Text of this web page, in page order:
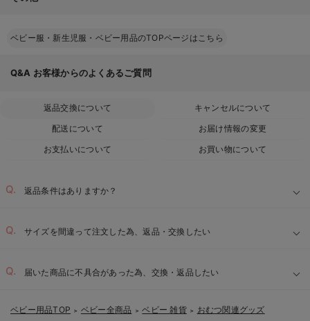
ベビー服・新生児服・ベビー用品のTOPページはこちら
Q&A お客様からのよくあるご質問
返品交換について
キャンセルについて
配送について
お届け情報の変更
お支払いについて
お買い物について
返品条件はありますか？
サイズを間違って注文した為、返品・交換したい
届いた商品に不具合があった為、交換・返品したい
ベビー用品TOP ＞ ベビー全商品 ＞ ベビー 雑貨 ＞ おむつ関連グッズ